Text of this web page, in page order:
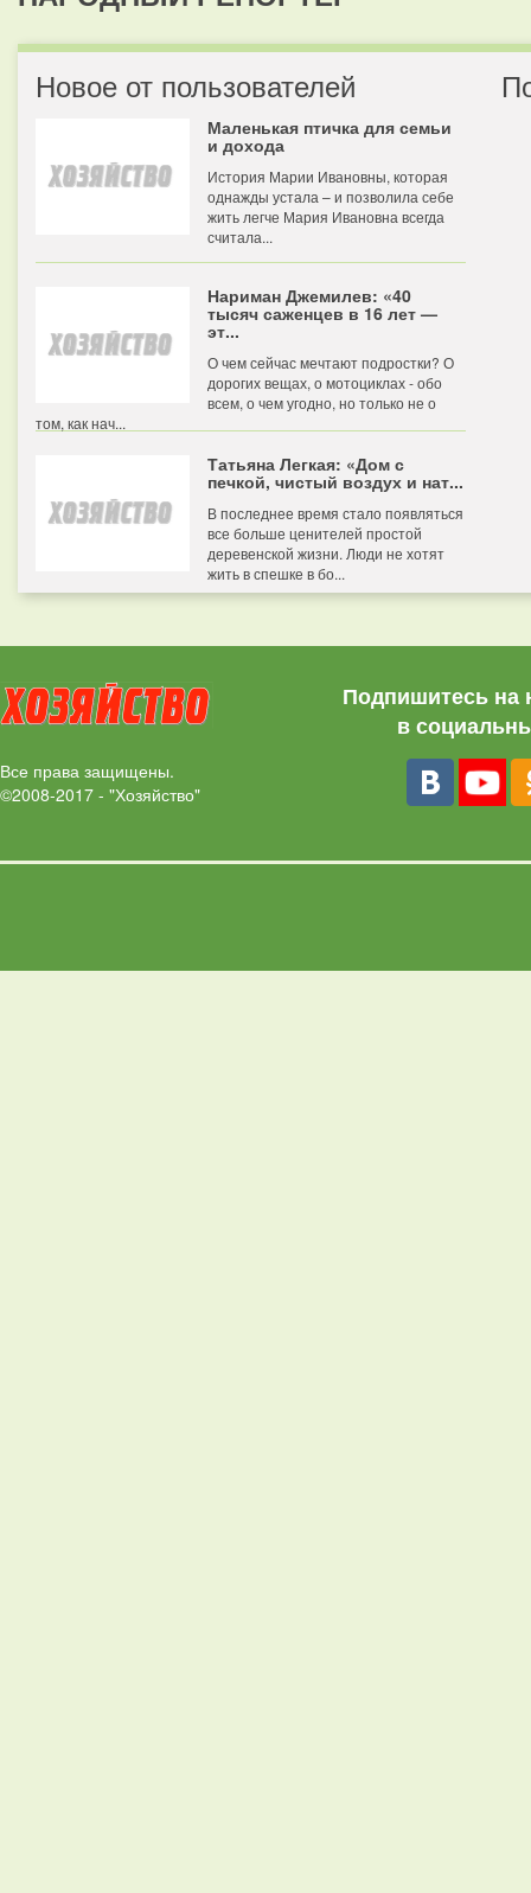
Новое от пользователей
Маленькая птичка для семьи
и дохода
История Марии Ивановны, которая
однажды устала – и позволила себе
жить легче Мария Ивановна всегда
считала...
Нариман Джемилев: «40
тысяч саженцев в 16 лет —
эт...
О чем сейчас мечтают подростки? О
дорогих вещах, о мотоциклах - обо
всем, о чем угодно, но только не о
том, как нач...
Татьяна Легкая: «Дом с
печкой, чистый воздух и нат...
В последнее время стало появляться
все больше ценителей простой
деревенской жизни. Люди не хотят
жить в спешке в бо...
Все права защищены.
©2008-2017 - "Хозяйство"
Подпишитесь на
в